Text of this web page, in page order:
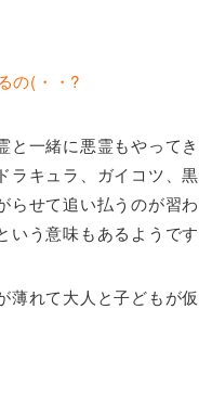
の(・・?
一緒に悪霊もやって
ラキュラ、ガイコツ、
らせて追い払うのが習
う意味もあるようです
れて大人と子どもが